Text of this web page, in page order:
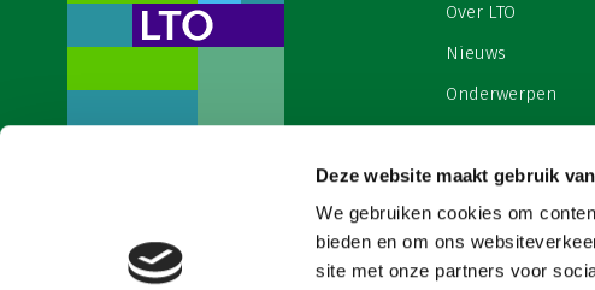
Deze website maakt gebruik
We gebruiken cookies om
bieden en om ons
site met onze partners voor
werkgeversorganisatie met meerwaarde,
voor een sector met meerwaarde. Dat is
Land- en Tuinbouw Organisatie
Over LTO
Nieuws
Onderwerpen
Contact
Cookies & privacy